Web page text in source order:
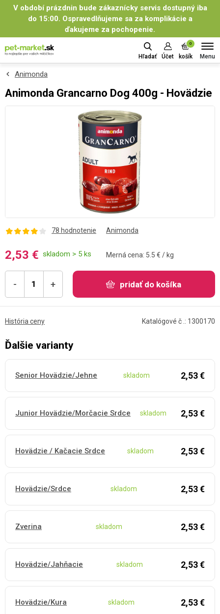
V období prázdnin bude zákaznícky servis dostupný iba
do 15:00. Ospravedlňujeme sa za komplikácie a
ďakujeme za pochopenie.
Hľadať Účet
0
košík Menu
Animonda
Animonda Grancarno Dog 400g - Hovädzie
78 hodnotenie Animonda
2,53 € skladom > 5 ks Merná cena: 5.5 € / kg
- + pridať do košíka
História ceny Katalógové č .: 1300170
Ďalšie varianty
Senior Hovädzie/Jehne skladom 2,53 €
Junior Hovädzie/Morčacie Srdce skladom 2,53 €
Hovädzie / Kačacie Srdce skladom 2,53 €
Hovädzie/Srdce skladom 2,53 €
Zverina skladom 2,53 €
Hovädzie/Jahňacie skladom 2,53 €
Hovädzie/Kura skladom 2,53 €